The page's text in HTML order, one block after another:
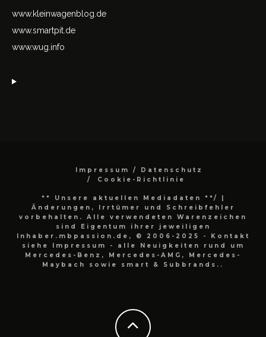
www.kleinwagenblog.de
www.smartpit.de
www.wug.info
Impressum / Datenschutz
Cookie-Richtlinie
** Unsere aktuellen Mediadaten **/
|
Änderungen, Irrtümer und Schreibfehler
vorbehalten. Alle verwendeten Warenzeichen
sind Eigentum ihrer jeweiligen
Inhaber.mbpassion.de, © 2006-2025 - Kontakt
siehe Impressum - alle Neuigkeiten rund um
Mercedes-Benz, Mercedes-AMG, Mercedes-
Maybach sowie smart & Subbrands..